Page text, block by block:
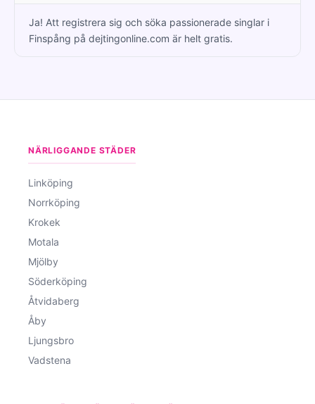
Ja! Att registrera sig och söka passionerade singlar i
Finspång på dejtingonline.com är helt gratis.
NÄRLIGGANDE STÄDER
Linköping
Norrköping
Krokek
Motala
Mjölby
Söderköping
Åtvidaberg
Åby
Ljungsbro
Vadstena